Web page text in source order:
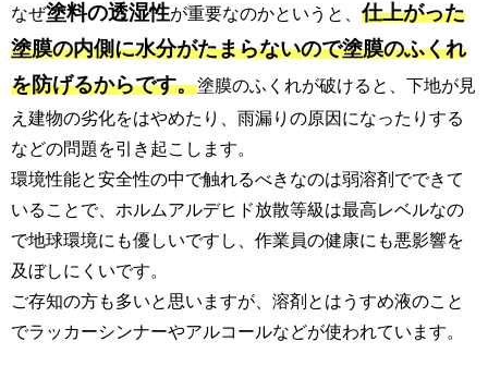
なぜ塗料の透湿性が重要なのかというと、 仕上がった
塗膜の内側に水分がたまらないので塗膜のふくれ
を防げるからです。塗膜のふくれが破けると、下地が見
え建物の劣化をはやめたり、雨漏りの原因になったりする
などの問題を引き起こします。
環境性能と安全性の中で触れるべきなのは弱溶剤でできて
いることで、ホルムアルデヒド放散等級は最高レベルなの
で地球環境にも優しいですし、作業員の健康にも悪影響を
及ぼしにくいです。
ご存知の方も多いと思いますが、溶剤とはうすめ液のこと
でラッカーシンナーやアルコールなどが使われています。